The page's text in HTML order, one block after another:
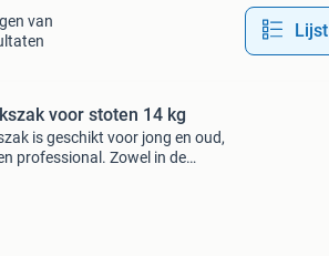
van
Lijst
voor stoten 14 kg
is geschikt voor jong en oud,
professional. Zowel in de